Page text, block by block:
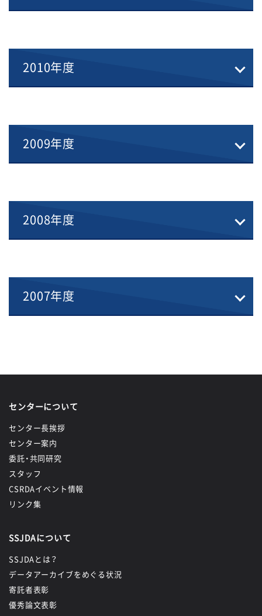
2010年度
2009年度
2008年度
2007年度
センターについて
センター長挨拶
センター案内
委託・共同研究
スタッフ
CSRDAイベント情報
リンク集
SSJDAについて
SSJDAとは？
データアーカイブをめぐる状況
寄託者表彰
優秀論文表彰